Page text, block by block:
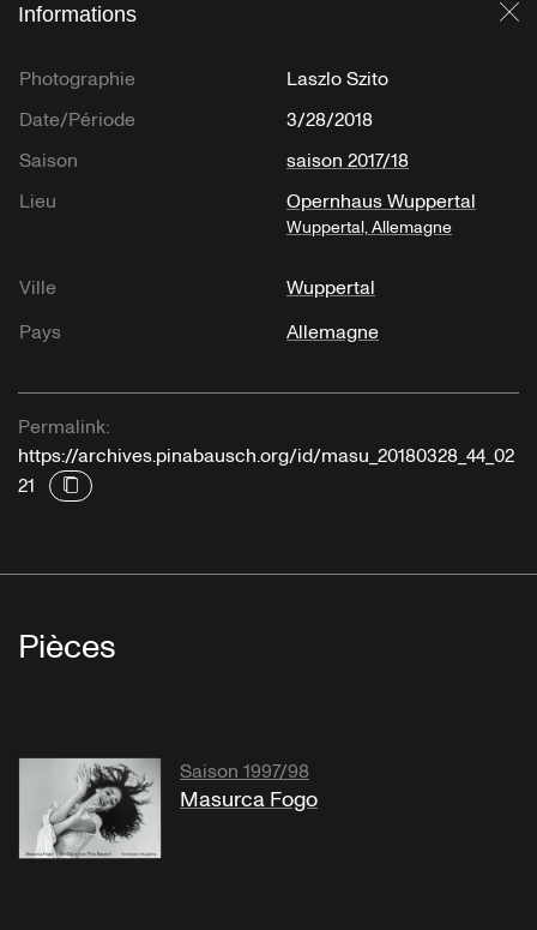
Informations
Photographie
Laszlo Szito
Date/Période
3/28/2018
Saison
saison 2017/18
Lieu
Opernhaus Wuppertal
Wuppertal, Allemagne
Ville
Wuppertal
Pays
Allemagne
Permalink:
https://archives.pinabausch.org/id/masu_20180328_44_02
21
Pièces
Saison 1997/98
Masurca Fogo